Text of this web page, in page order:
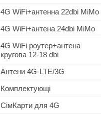
4G WiFi+антенна 22dbi MiMo
4G WiFi+антена 24dbi MiMo
4G WiFi роутер+антена
кругова 12-18 dbi
Антени 4G-LTE/3G
Комплектующі
СімКарти для 4G